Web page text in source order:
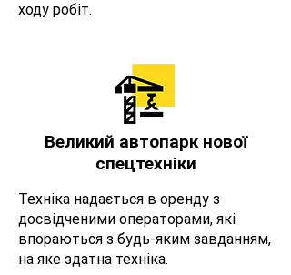
ходу робіт.
Великий автопарк нової
спецтехніки
Техніка надається в оренду з
досвідченими операторами, які
впораються з будь-яким завданням,
на яке здатна техніка.